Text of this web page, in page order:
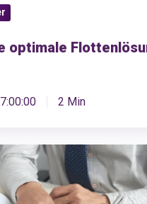
optimale
2 Min